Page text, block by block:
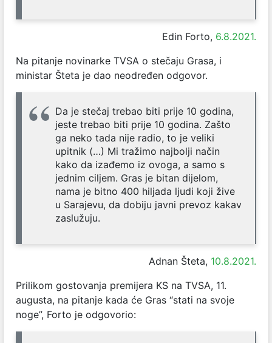
Edin Forto, 6.8.2021.
Na pitanje novinarke TVSA o stečaju Grasa, i
ministar Šteta je dao neodređen odgovor.
Da je stečaj trebao biti prije 10 godina,
jeste trebao biti prije 10 godina. Zašto
ga neko tada nije radio, to je veliki
upitnik (…) Mi tražimo najbolji način
kako da izađemo iz ovoga, a samo s
jednim ciljem. Gras je bitan dijelom,
nama je bitno 400 hiljada ljudi koji žive
u Sarajevu, da dobiju javni prevoz kakav
zaslužuju.
Adnan Šteta, 10.8.2021.
Prilikom gostovanja premijera KS na TVSA, 11.
augusta, na pitanje kada će Gras “stati na svoje
noge”, Forto je odgovorio: